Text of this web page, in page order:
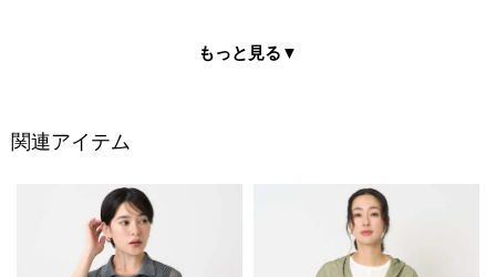
もっと見る ▼
関連アイテム